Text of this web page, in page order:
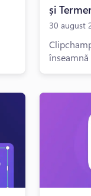
și
30 august